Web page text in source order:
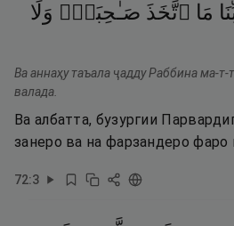
مَا ٱتَّخَذَ صَـٰحِبَةًۭ وَلَا
Ва аннаҳу таъала ҷадду Раббина ма-т-
валада.
Ва албатта, бузургии
занеро ва на фарзандеро фаро
72:3